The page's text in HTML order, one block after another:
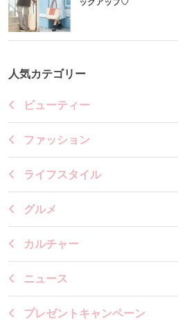
ックアップ♡
人気カテゴリー
ビューティー
ファッション
ライフスタイル
グルメ
カルチャー
ニュース
プレゼントキャンペーン